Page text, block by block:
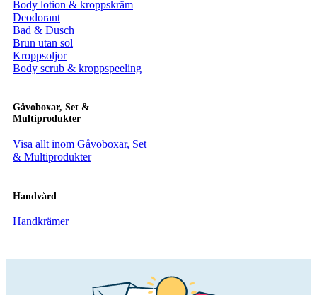
Body lotion & kroppskräm
Deodorant
Bad & Dusch
Brun utan sol
Kroppsoljor
Body scrub & kroppspeeling
Gåvoboxar, Set &
Multiprodukter
Visa allt inom Gåvoboxar, Set
& Multiprodukter
Handvård
Handkrämer